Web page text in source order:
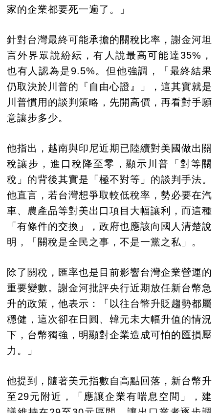
家的企業都要死一遍了。」
針對台灣最終可能承擔的關稅比率，謝金河坦
言外界眾說紛紜，有人說最高可能達35%，
也有人認為是9.5%。但他強調，「最終結果
仍取決於川普的『自由心證』」，這其實就是
川普慣用的談判策略，先開高價，再看對手願
意讓步多少。
他指出，越南與印尼近期已陸續對美國做出關
稅讓步，進口稅降至零，顯示川普「對等關
稅」的背後其實是「極不對等」的談判手法。
他直言，若台灣想爭取較低稅率，勢必要在汽
車、農產品等對美出口項目大幅讓利，而這種
「有條件的交換」，政府也應該向國人清楚說
明，「關稅是全民之事，不是一黨之私」。
除了關稅，匯率也是目前影響台灣企業營運的
重要變數。謝金河批評央行近期放任新台幣急
升的政策，他表示：「以往台幣升貶趨勢都屬
穩健，這次卻在日圓、韓元未大幅升值的情況
下，台幣獨強，明顯對企業造成可怕的匯損壓
力。」
他提到，隨著美元指數自高點回落，新台幣升
至29元附近，「應讓企業有喘息空間」，建